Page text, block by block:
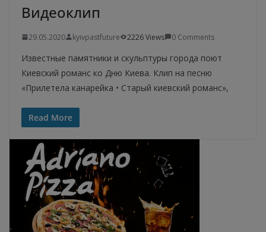
Видеоклип
29.05.2020 kyivpastfuture 2226 Views 0 Comments
Известные памятники и скульптуры города поют
Киевский романс ко Дню Киева. Клип на песню
«Прилетела канарейка • Старый киевский романс»,
Read More